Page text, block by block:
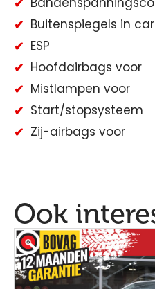
Buitenspiegels in
ESP
Hoofdairbags voor
Mistlampen voor
Start/stopsysteem
Zij-airbags voor
Ook